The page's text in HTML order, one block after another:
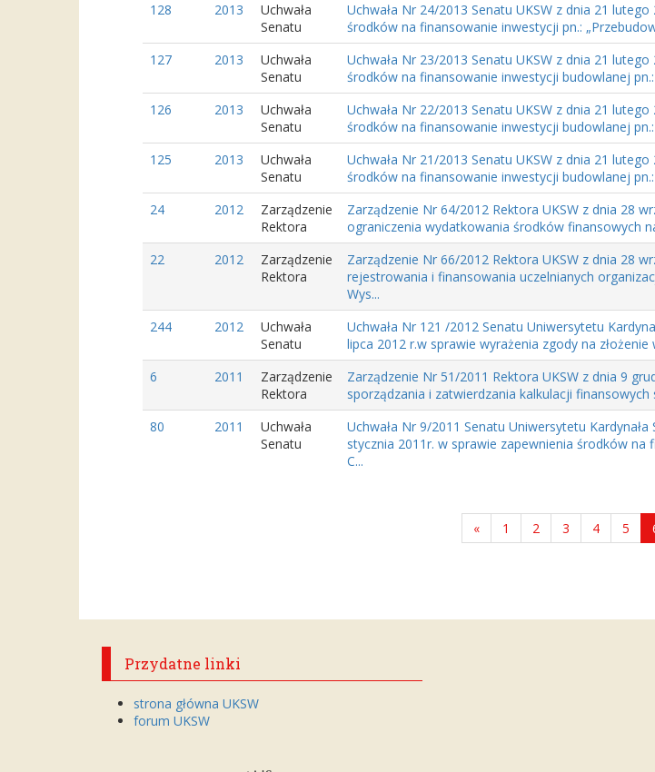
128 2013
Uchwała
Senatu
Uchwała Nr 24/2013 Senatu UKSW z dnia 21
środków na finansowanie inwestycji pn.:
127 2013
Uchwała
Senatu
Uchwała Nr 23/2013 Senatu UKSW z dnia 21
środków na finansowanie inwestycji budowlanej
126 2013
Uchwała
Senatu
Uchwała Nr 22/2013 Senatu UKSW z dnia 21
środków na finansowanie inwestycji budowlanej
125 2013
Uchwała
Senatu
Uchwała Nr 21/2013 Senatu UKSW z dnia 21
środków na finansowanie inwestycji budowlanej
24 2012
Zarządzenie
Rektora
Zarządzenie Nr 64/2012 Rektora UKSW z dnia 28
ograniczenia wydatkowania środków finansowych
22 2012
Zarządzenie
Rektora
Zarządzenie Nr 66/2012 Rektora UKSW z dnia 28
rejestrowania i finansowania uczelnianych
Wys...
244 2012
Uchwała
Senatu
Uchwała Nr 121 /2012 Senatu Uniwersytetu
lipca 2012 r.w sprawie wyrażenia zgody na
6 2011
Zarządzenie
Rektora
Zarządzenie Nr 51/2011 Rektora UKSW z dnia 9
sporządzania i zatwierdzania kalkulacji
80 2011
Uchwała
Senatu
Uchwała Nr 9/2011 Senatu Uniwersytetu
stycznia 2011r. w sprawie zapewnienia środków
C...
« 1 2 3 4 5
Przydatne linki
strona główna UKSW
forum UKSW